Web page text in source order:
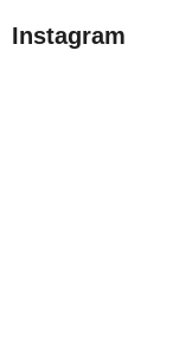
bInstagram